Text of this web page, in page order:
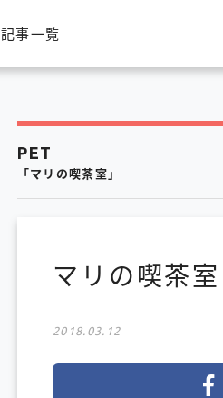
記事一覧
PET
「マリの喫茶室」
マリの喫茶
2018.03.12